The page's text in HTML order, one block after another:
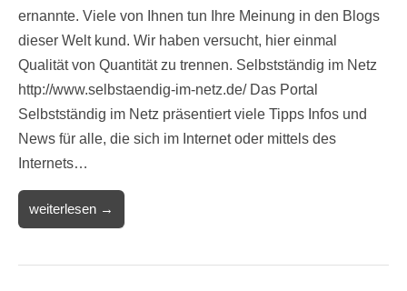
ernannte. Viele von Ihnen tun Ihre Meinung in den Blogs
dieser Welt kund. Wir haben versucht, hier einmal
Qualität von Quantität zu trennen. Selbstständig im Netz
http://www.selbstaendig-im-netz.de/ Das Portal
Selbstständig im Netz präsentiert viele Tipps Infos und
News für alle, die sich im Internet oder mittels des
Internets…
weiterlesen →